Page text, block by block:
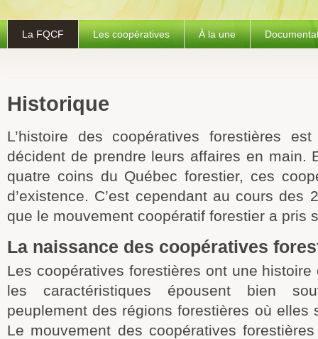
La FQCF Les coopératives À la une
Historique
L’histoire des coopératives forestières
décident de prendre leurs affaires en main.
quatre coins du Québec forestier, ces
d’existence. C’est cependant au cours des
que le mouvement coopératif forestier a pris
La naissance des coopératives
Les coopératives forestières ont une
les caractéristiques épousent bien
peuplement des régions forestières où elles
Le mouvement des coopératives